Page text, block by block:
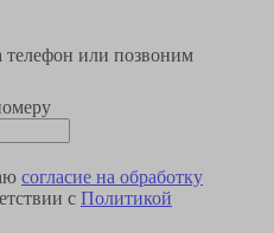
или позвоним
согласие на обработку
с Политикой